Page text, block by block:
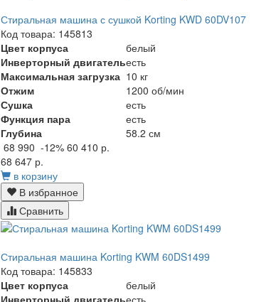
Стиральная машина с сушкой Korting KWD 60DV107
Код товара: 145813
Цвет корпуса
белый
Инверторный двигательесть
Максимальная загрузка 10 кг
Отжим
1200 об/мин
Сушка
есть
Функция пара
есть
Глубина
58.2 см
68 990 -12% 60 410 р.
68 647 р.
в корзину
В избранное
Сравнить
Стиральная машина Korting KWM 60DS1499
Код товара: 145833
Цвет корпуса
белый